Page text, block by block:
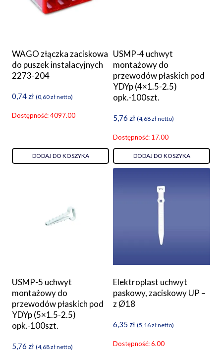
WAGO złączka zaciskowa
do puszek instalacyjnych
2273-204
0,74 zł (0,60złnetto)
Dostępność: 4097.00
DODAJ DO KOSZYKA
USMP-4 uchwyt
montażowy do
przewodów płaskich pod
YDYp (4×1.5-2.5)
opk.-100szt.
5,76 zł (4,68złnetto)
Dostępność: 17.00
DODAJ DO KOSZYKA
USMP-5 uchwyt
montażowy do
przewodów płaskich pod
YDYp (5×1.5-2.5)
opk.-100szt.
5,76 zł (4,68złnetto)
Elektroplast uchwyt
paskowy, zaciskowy UP –
z Ø18
6,35 zł (5,16złnetto)
Dostępność: 6.00